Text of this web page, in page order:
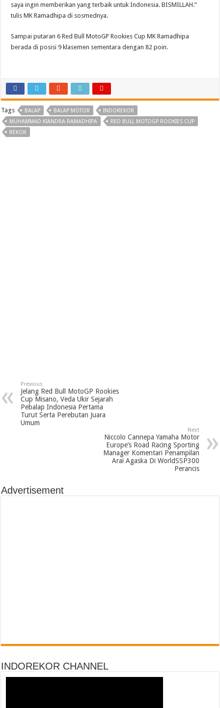
saya ingin memberikan yang terbaik untuk Indonesia. BISMILLAH.”
tulis MK Ramadhipa di sosmednya.
Sampai putaran 6 Red Bull MotoGP Rookies Cup MK Ramadhipa
berada di posisi 9 klasemen sementara dengan 82 poin.
Tags BALAP BALAP MOTOR
INDOREKOR
MUHAMMAD KIANDRA RAMADHIPA
RED BULL MOTOGP ROOKIES CUP
REKOR
Previous
Jelang Red Bull MotoGP Rookies
Cup Misano, Veda Ukir Sejarah
Pebalap Indonesia Pertama
Turut Serta Perebutan Juara
Umum
Next
Niccolo Cannepa Yamaha Motor
Europe’s Road Racing Sporting
Manager Komentari Penampilan
Arai Agaska Di WorldSSP300
Perancis
Advertisement
INDOREKOR CHANNEL